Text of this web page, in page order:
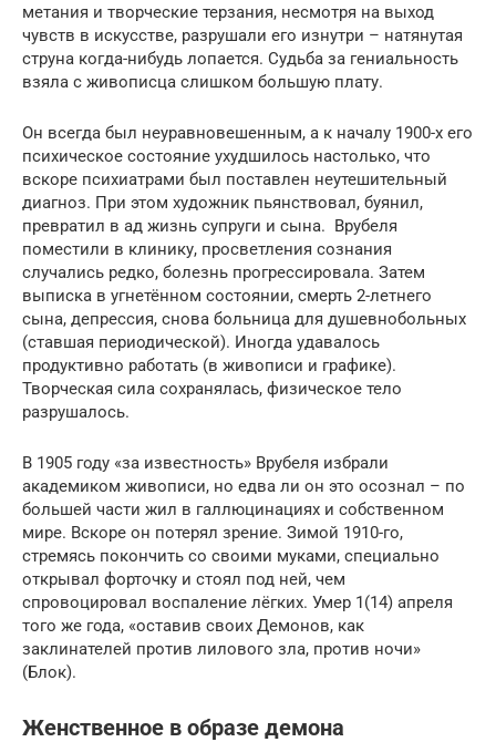
метания и творческие терзания, несмотря на выход
чувств в искусстве, разрушали его изнутри – натянутая
струна когда-нибудь лопается. Судьба за гениальность
взяла с живописца слишком большую плату.
Он всегда был неуравновешенным, а к началу 1900-х его
психическое состояние ухудшилось настолько, что
вскоре психиатрами был поставлен неутешительный
диагноз. При этом художник пьянствовал, буянил,
превратил в ад жизнь супруги и сына. Врубеля
поместили в клинику, просветления сознания
случались редко, болезнь прогрессировала. Затем
выписка в угнетённом состоянии, смерть 2-летнего
сына, депрессия, снова больница для душевнобольных
(ставшая периодической). Иногда удавалось
продуктивно работать (в живописи и графике).
Творческая сила сохранялась, физическое тело
разрушалось.
В 1905 году «за известность» Врубеля избрали
академиком живописи, но едва ли он это осознал – по
большей части жил в галлюцинациях и собственном
мире. Вскоре он потерял зрение. Зимой 1910-го,
стремясь покончить со своими муками, специально
открывал форточку и стоял под ней, чем
спровоцировал воспаление лёгких. Умер 1(14) апреля
того же года, «оставив своих Демонов, как
заклинателей против лилового зла, против ночи»
(Блок).
Женственное в образе демона